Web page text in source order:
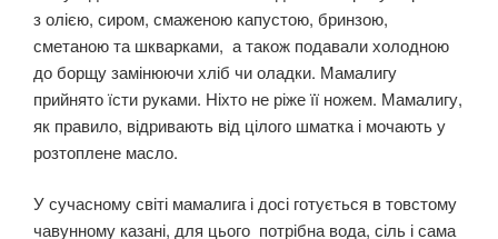
з олією, сиром, смаженою капустою, бринзою,
сметаною та шкварками, а також подавали холодною
до борщу замінюючи хліб чи оладки. Мамалигу
прийнято їсти руками. Ніхто не ріже її ножем. Мамалигу,
як правило, відривають від цілого шматка і мочають у
розтоплене масло.
У сучасному світі мамалига і досі готується в товстому
чавунному казані, для цього потрібна вода, сіль і сама